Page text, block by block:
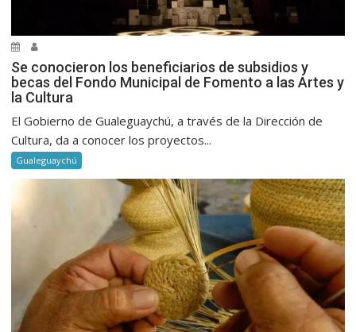
Se conocieron los beneficiarios de subsidios y
becas del Fondo Municipal de Fomento a las Artes y
la Cultura
El Gobierno de Gualeguaychú, a través de la Dirección de
Cultura, da a conocer los proyectos...
Gualeguaychú